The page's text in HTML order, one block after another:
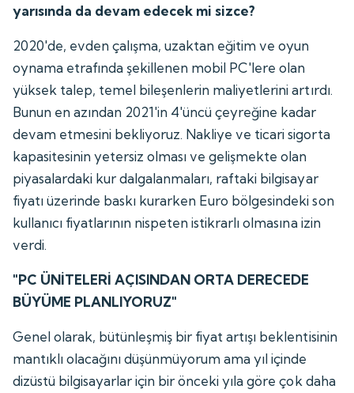
yarısında da devam edecek mi sizce?
2020'de, evden çalışma, uzaktan eğitim ve oyun
oynama etrafında şekillenen mobil PC'lere olan
yüksek talep, temel bileşenlerin maliyetlerini artırdı.
Bunun en azından 2021'in 4'üncü çeyreğine kadar
devam etmesini bekliyoruz. Nakliye ve ticari sigorta
kapasitesinin yetersiz olması ve gelişmekte olan
piyasalardaki kur dalgalanmaları, raftaki bilgisayar
fiyatı üzerinde baskı kurarken Euro bölgesindeki son
kullanıcı fiyatlarının nispeten istikrarlı olmasına izin
verdi.
"PC ÜNİTELERİ AÇISINDAN ORTA DERECEDE
BÜYÜME PLANLIYORUZ"
Genel olarak, bütünleşmiş bir fiyat artışı beklentisinin
mantıklı olacağını düşünmüyorum ama yıl içinde
dizüstü bilgisayarlar için bir önceki yıla göre çok daha